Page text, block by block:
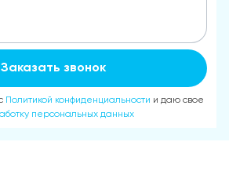
Заказать звонок
Политикой конфиденциальности и даю свое
персональных данных